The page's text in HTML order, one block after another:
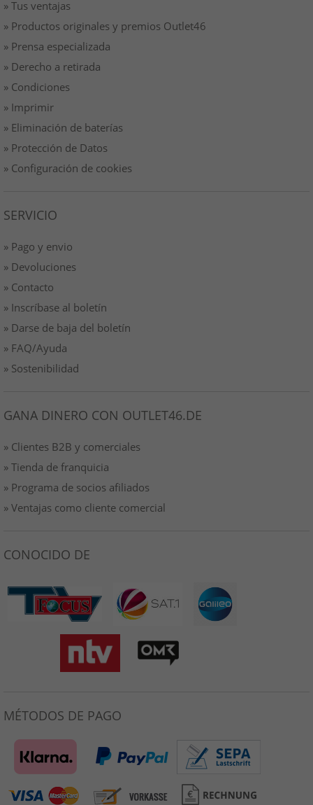
» Tus ventajas
» Productos originales y premios Outlet46
» Prensa especializada
» Derecho a retirada
» Condiciones
» Imprimir
» Eliminación de baterías
» Protección de Datos
» Configuración de cookies
SERVICIO
» Pago y envio
» Devoluciones
» Contacto
» Inscríbase al boletín
» Darse de baja del boletín
» FAQ/Ayuda
» Sostenibilidad
GANA DINERO CON OUTLET46.DE
» Clientes B2B y comerciales
» Tienda de franquicia
» Programa de socios afiliados
» Ventajas como cliente comercial
CONOCIDO DE
MÉTODOS DE PAGO